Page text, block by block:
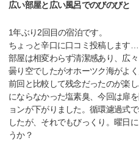
広い部屋と広い風呂でのびのびと
1年ぶり2回目の宿泊です。
ちょっと辛口に口コミ投稿します…
部屋は相変わらず清潔感あり、広
曇り空でしたがオホーツク海がよく
前回と比較して残念だったのが楽
にならなかった塩素臭、今回は扉
ョンが下がりました。循環濾過式
したが、それでもびっくり。曜日
うか？